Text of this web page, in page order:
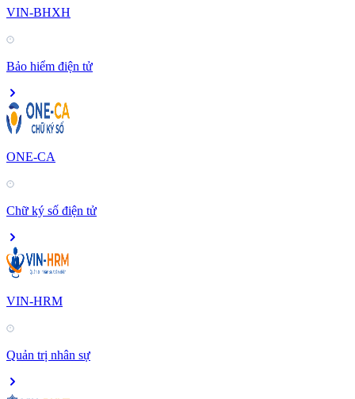
VIN-BHXH
Bảo hiểm điện tử
ONE-CA
Chữ ký số điện tử
VIN-HRM
Quản trị nhân sự